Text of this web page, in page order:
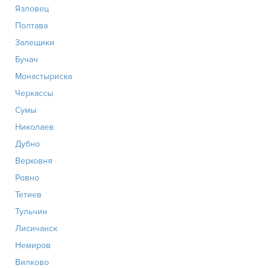
Язловец
Полтава
Залещики
Бучач
Монастыриска
Черкассы
Сумы
Николаев
Дубно
Верховня
Ровно
Тетиев
Тульчин
Лисичанск
Немиров
Вилково